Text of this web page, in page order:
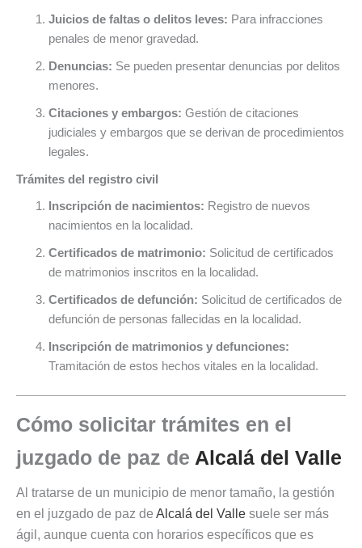
Juicios de faltas o delitos leves: Para infracciones
penales de menor gravedad.
Denuncias: Se pueden presentar denuncias por delitos
menores.
Citaciones y embargos: Gestión de citaciones
judiciales y embargos que se derivan de procedimientos
legales.
Trámites del registro civil
Inscripción de nacimientos: Registro de nuevos
nacimientos en la localidad.
Certificados de matrimonio: Solicitud de certificados
de matrimonios inscritos en la localidad.
Certificados de defunción: Solicitud de certificados de
defunción de personas fallecidas en la localidad.
Inscripción de matrimonios y defunciones:
Tramitación de estos hechos vitales en la localidad.
Cómo solicitar trámites en el
juzgado de paz de Alcalá del Valle
Al tratarse de un municipio de menor tamaño, la gestión
en el juzgado de paz de Alcalá del Valle suele ser más
ágil, aunque cuenta con horarios específicos que es